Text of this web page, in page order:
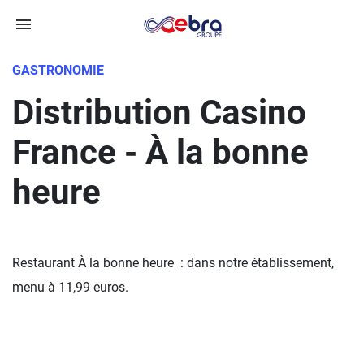
GASTRONOMIE
Distribution Casino
France - À la bonne
heure
Restaurant À la bonne heure : dans notre établissement,
menu à 11,99 euros.